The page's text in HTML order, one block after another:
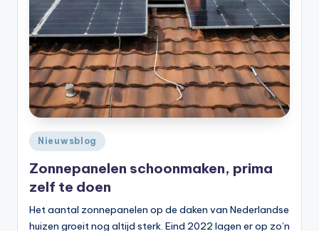
Geplaatst
in
Nieuwsblog
Zonnepanelen schoonmaken, prima
zelf te doen
Het aantal zonnepanelen op de daken van Nederlandse
huizen groeit nog altijd sterk. Eind 2022 lagen er op zo’n